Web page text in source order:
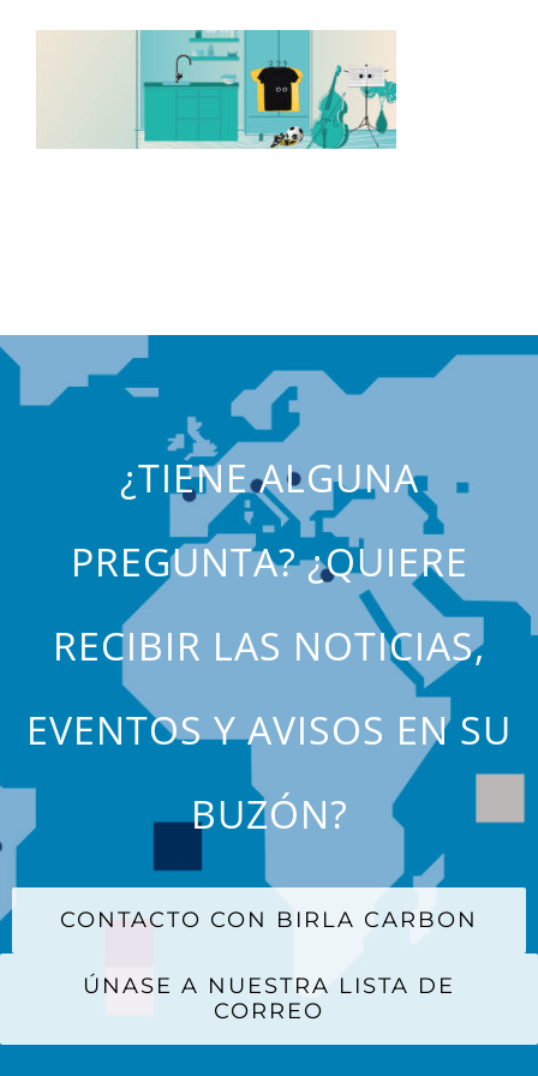
¿TIENE ALGUNA
PREGUNTA? ¿QUIERE
RECIBIR LAS NOTICIAS,
EVENTOS Y AVISOS EN SU
BUZÓN?
CONTACTO CON BIRLA CARBON
ÚNASE A NUESTRA LISTA DE
CORREO